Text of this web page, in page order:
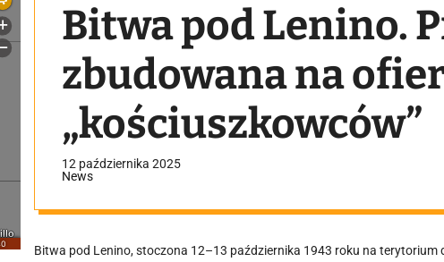
Bitwa pod Lenino.
zbudowana na
„kościuszkowców”
12 października 2025
News
Bitwa pod Lenino, stoczona 12–13 października 1943 roku na terytorium